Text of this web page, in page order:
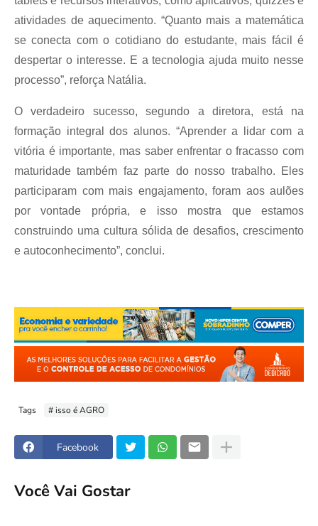
atividades de aquecimento. “Quanto mais a matemática
se conecta com o cotidiano do estudante, mais fácil é
despertar o interesse. E a tecnologia ajuda muito nesse
processo”, reforça Natália.
O verdadeiro sucesso, segundo a diretora, está na
formação integral dos alunos. “Aprender a lidar com a
vitória é importante, mas saber enfrentar o fracasso com
maturidade também faz parte do nosso trabalho. Eles
participaram com mais engajamento, foram aos aulões
por vontade própria, e isso mostra que estamos
construindo uma cultura sólida de desafios, crescimento
e autoconhecimento”, conclui.
Tags # isso é AGRO
Facebook
Você Vai Gostar